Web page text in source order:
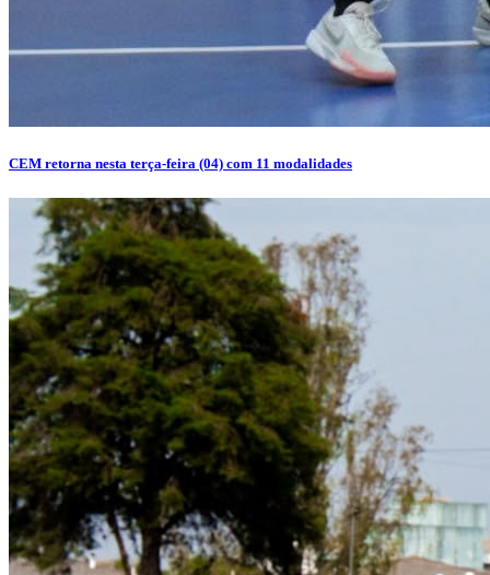
CEM retorna nesta terça-feira (04) com 11 modalidades